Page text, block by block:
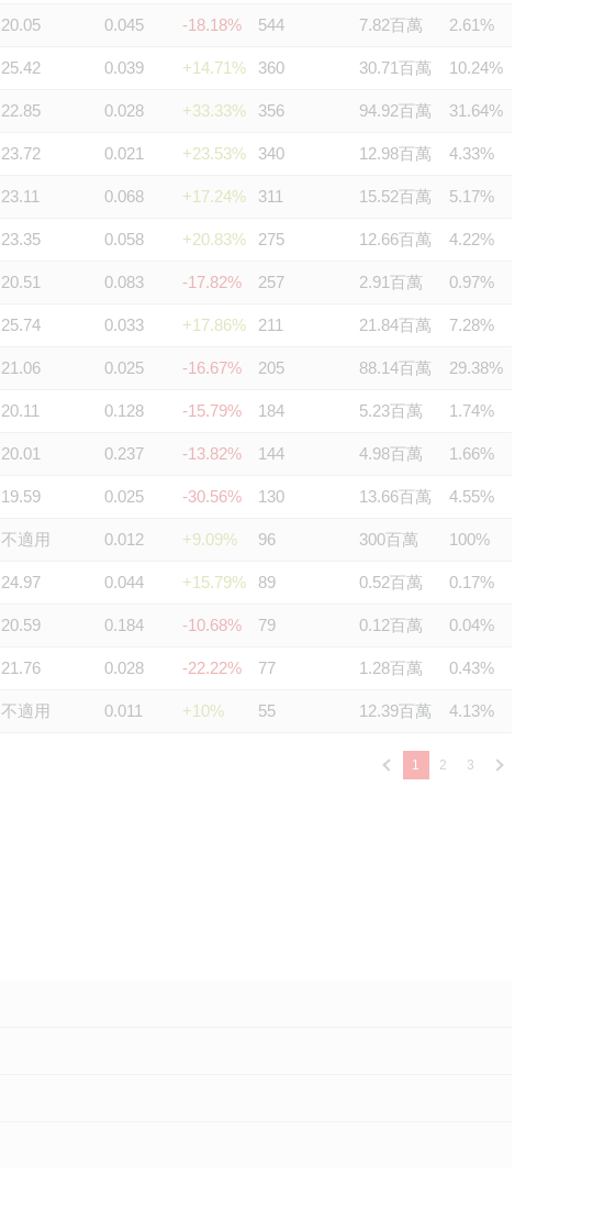
20.05 0.045 -18.18% 544 7.82百萬 2.61%
25.42 0.039 +14.71% 360 30.71百萬 10.24%
22.85 0.028 +33.33% 356 94.92百萬 31.64%
23.72 0.021 +23.53% 340 12.98百萬 4.33%
23.11 0.068 +17.24% 311 15.52百萬 5.17%
23.35 0.058 +20.83% 275 12.66百萬 4.22%
20.51 0.083 -17.82% 257 2.91百萬 0.97%
25.74 0.033 +17.86% 211 21.84百萬 7.28%
21.06 0.025 -16.67% 205 88.14百萬 29.38%
20.11 0.128 -15.79% 184 5.23百萬 1.74%
20.01 0.237 -13.82% 144 4.98百萬 1.66%
19.59 0.025 -30.56% 130 13.66百萬 4.55%
不適用 0.012 +9.09% 96 300百萬 100%
24.97 0.044 +15.79% 89 0.52百萬 0.17%
20.59 0.184 -10.68% 79 0.12百萬 0.04%
21.76 0.028 -22.22% 77 1.28百萬 0.43%
不適用 0.011 +10% 55 12.39百萬 4.13%
1 2 3